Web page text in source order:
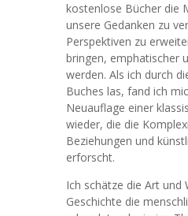
kostenlose Bücher die
unsere Gedanken zu
Perspektiven zu
bringen, emphatischer
werden. Als ich durch
Buches las, fand ich
Neuauflage einer
wieder, die die
Beziehungen und
erforscht.
Ich schätze die Art und
Geschichte die